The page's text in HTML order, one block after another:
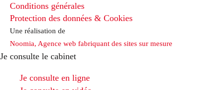
Conditions générales
Protection des données & Cookies
Une réalisation de
Noomia, Agence web fabriquant des sites sur mesure
Je consulte le cabinet
Je consulte en ligne